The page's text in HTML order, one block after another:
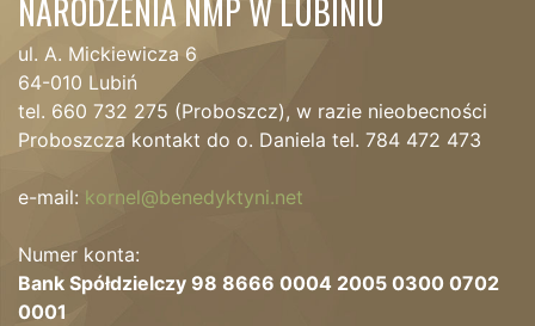
NARODZENIA NMP W LUBINIU
ul. A. Mickiewicza 6
64-010 Lubiń
tel. 660 732 275 (Proboszcz), w razie nieobecności
Proboszcza kontakt do o. Daniela tel. 784 472 473
e-mail: kornel@benedyktyni.net
Numer konta:
Bank Spółdzielczy 98 8666 0004 2005 0300 0702
0001